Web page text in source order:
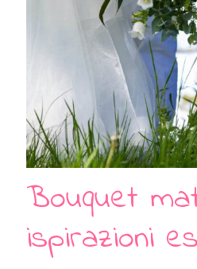
Bouquet
ispirazioni